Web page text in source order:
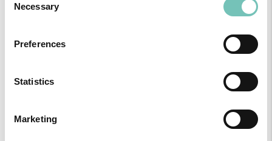
Selection
Necessary
Preferences
Statistics
Marketing
CIRURGIA AO ESTRABISMO PEDIÁTRICO
Realizou-se no Hospital CUF Faro a primeira Cirurgia de Estrabismo